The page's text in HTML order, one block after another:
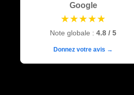
Google
★★★★★
Note globale : 4.8 / 5
Donnez votre avis →